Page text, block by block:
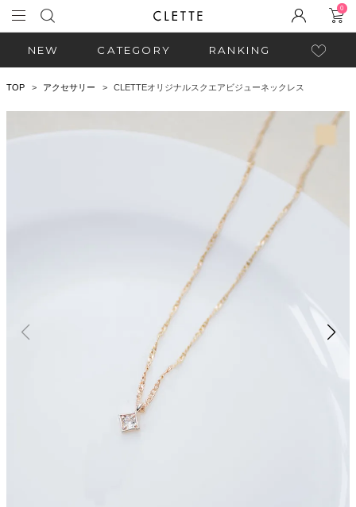
0
NEW CATEGORY RANKING
TOP アクセサリー CLETTEオリジナルスクエアビジューネックレス